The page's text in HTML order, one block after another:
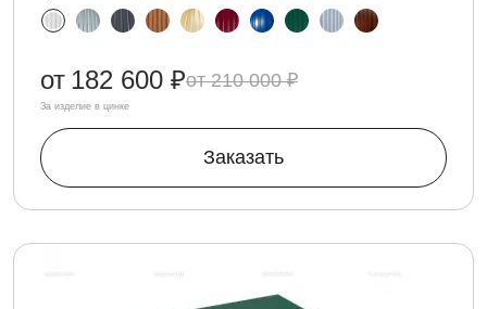
210 000 ₽
от 182 600 ₽
За изделие в цинке
Заказать